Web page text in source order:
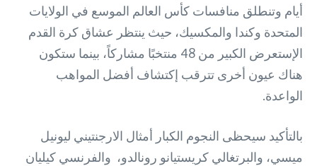
أيام وتنطلق منافسات كأس العالم الموسع في الولايات
المتحدة وكندا والمكسيك، حيث ينتظر عشاق كرة القدم
الإستعرض الكبير من 48 منتخبًا مشاركاً، بينما ستكون
هناك عيون أخرى تترقب إكتشاف أفضل المواهب
الواعدة.
بالتأكيد سيحظى النجوم الكبار أمثال الارجنتيني ليونيل
ميسي، والبرتغالي كريستيانو رونالدو، والفرنسي كيليان